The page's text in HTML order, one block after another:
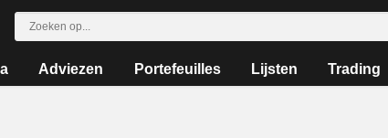
Adviezen Portefeuilles Lijsten Trading